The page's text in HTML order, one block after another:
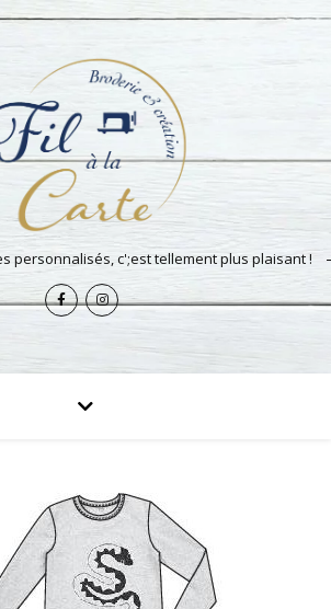
personnalisés, c';est tellement plus plaisant !